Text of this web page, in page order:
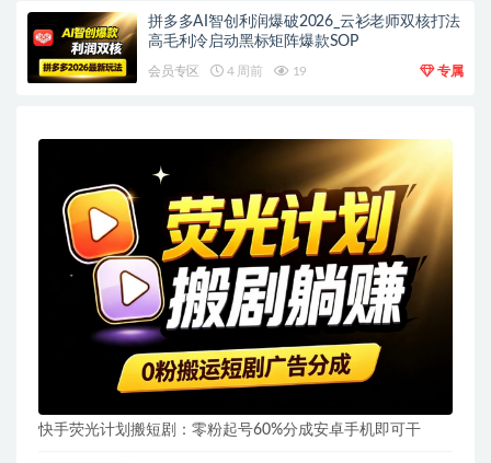
拼多多AI智创利润爆破2026_云衫老师双核打法
高毛利冷启动黑标矩阵爆款SOP
会员专区 4 周前 19 专属
快手荧光计划搬短剧：零粉起号60%分成安卓手机即可干